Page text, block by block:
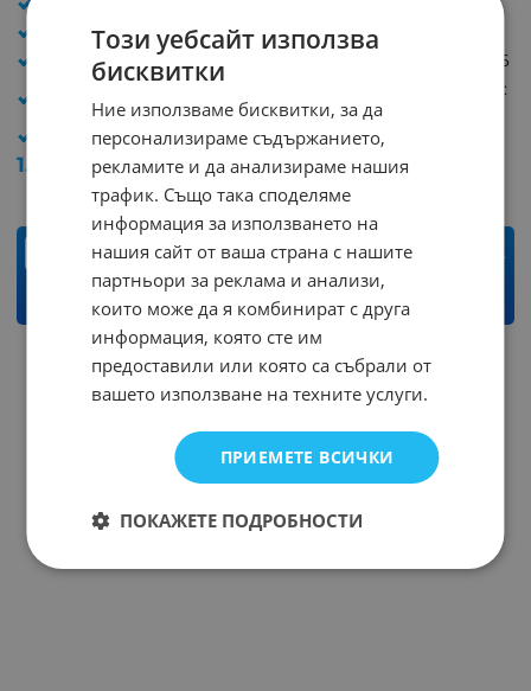
Капацитет: 470uF
Раб. напрежение (V): 16
Размери: 10x12.5mm
1.02 / 1.99 лв.
бр.
КУПИ
Капацитет: 330uF
Раб. напрежение (V): 16
Раб. темература (°C):
105
Размери: 8x8mm
1.12 € / 2.19 лв.
бр.
КУПИ
Този уебсайт използва
бисквитки
Ние използваме бисквитки, за да
персонализираме съдържанието,
рекламите и да анализираме нашия
трафик. Също така споделяме
информация за използването на
нашия сайт от ваша страна с нашите
партньори за реклама и анализи,
които може да я комбинират с друга
информация, която сте им
предоставили или която са събрали от
вашето използване на техните услуги.
ПРИЕМЕТЕ ВСИЧКИ
ПОКАЖЕТЕ ПОДРОБНОСТИ